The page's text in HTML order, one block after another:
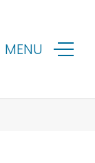
MENU